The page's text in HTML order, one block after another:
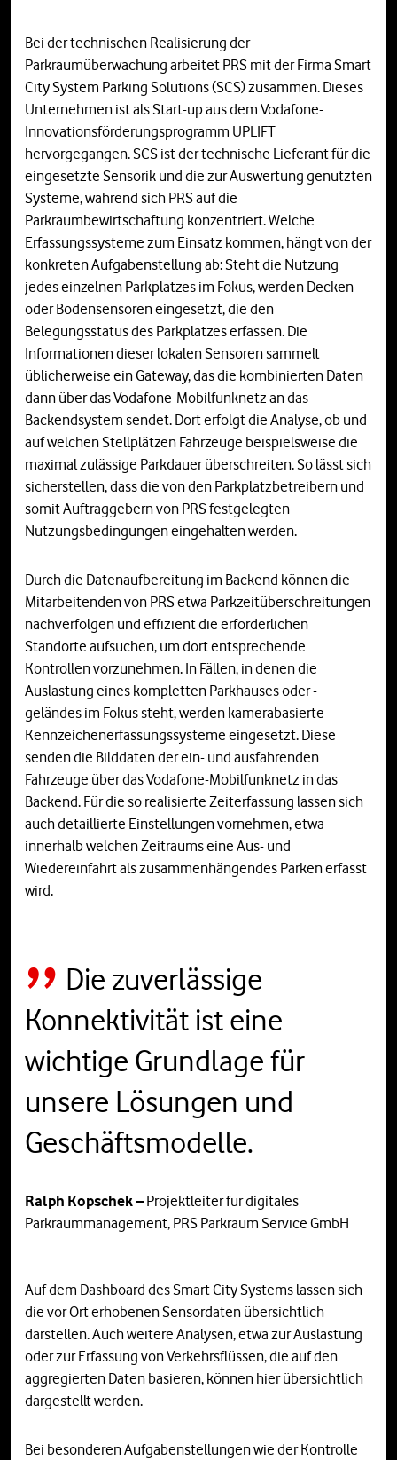
Bei der technischen Realisierung der
Parkraumüberwachung arbeitet PRS mit der Firma Smart
City System Parking Solutions (SCS) zusammen. Dieses
Unternehmen ist als Start-up aus dem Vodafone-
Innovationsförderungsprogramm UPLIFT
hervorgegangen. SCS ist der technische Lieferant für die
eingesetzte Sensorik und die zur Auswertung genutzten
Systeme, während sich PRS auf die
Parkraumbewirtschaftung konzentriert. Welche
Erfassungssysteme zum Einsatz kommen, hängt von der
konkreten Aufgabenstellung ab: Steht die Nutzung
jedes einzelnen Parkplatzes im Fokus, werden Decken-
oder Bodensensoren eingesetzt, die den
Belegungsstatus des Parkplatzes erfassen. Die
Informationen dieser lokalen Sensoren sammelt
üblicherweise ein Gateway, das die kombinierten Daten
dann über das Vodafone-Mobilfunknetz an das
Backendsystem sendet. Dort erfolgt die Analyse, ob und
auf welchen Stellplätzen Fahrzeuge beispielsweise die
maximal zulässige Parkdauer überschreiten. So lässt sich
sicherstellen, dass die von den Parkplatzbetreibern und
somit Auftraggebern von PRS festgelegten
Nutzungsbedingungen eingehalten werden.
Durch die Datenaufbereitung im Backend können die
Mitarbeitenden von PRS etwa Parkzeitüberschreitungen
nachverfolgen und effizient die erforderlichen
Standorte aufsuchen, um dort entsprechende
Kontrollen vorzunehmen. In Fällen, in denen die
Auslastung eines kompletten Parkhauses oder -
geländes im Fokus steht, werden kamerabasierte
Kennzeichenerfassungssysteme eingesetzt. Diese
senden die Bilddaten der ein- und ausfahrenden
Fahrzeuge über das Vodafone-Mobilfunknetz in das
Backend. Für die so realisierte Zeiterfassung lassen sich
auch detaillierte Einstellungen vornehmen, etwa
innerhalb welchen Zeitraums eine Aus- und
Wiedereinfahrt als zusammenhängendes Parken erfasst
wird.
Die zuverlässige
Konnektivität ist eine
wichtige Grundlage für
unsere Lösungen und
Geschäftsmodelle.
Ralph Kopschek – Projektleiter für digitales
Parkraummanagement, PRS Parkraum Service GmbH
Auf dem Dashboard des Smart City Systems lassen sich
die vor Ort erhobenen Sensordaten übersichtlich
darstellen. Auch weitere Analysen, etwa zur Auslastung
oder zur Erfassung von Verkehrsflüssen, die auf den
aggregierten Daten basieren, können hier übersichtlich
dargestellt werden.
Bei besonderen Aufgabenstellungen wie der Kontrolle